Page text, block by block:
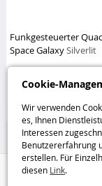
Cookie-
Wir verwenden
es, Ihnen
Interessen
Benutzererfahrung
erstellen. Für
diesen Link.
Funkgesteuerter
Space GalaxySilverlit
26,95€
Drohnen und
Hilfe /